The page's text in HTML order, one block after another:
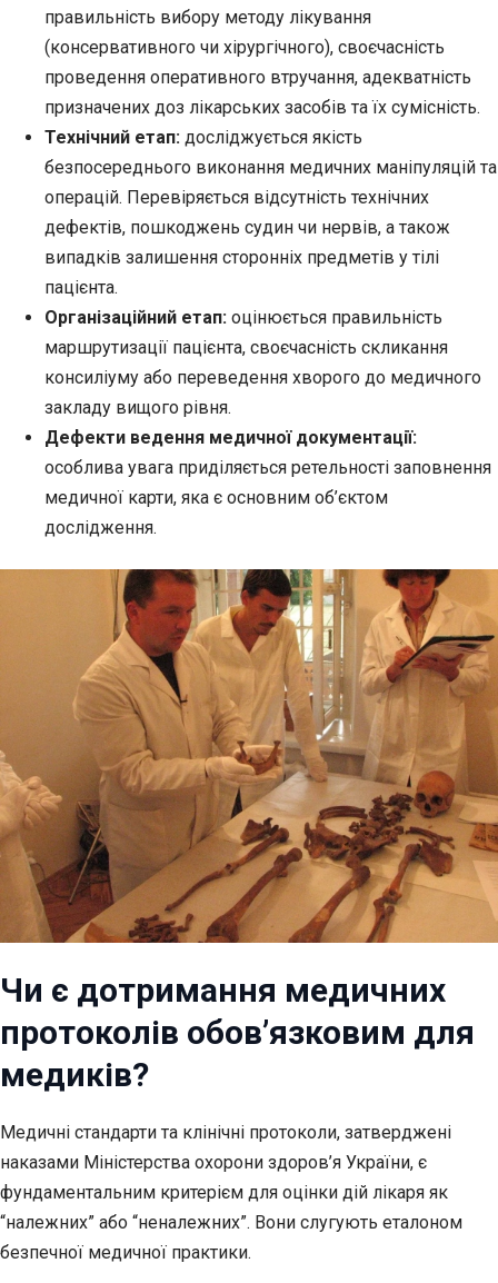
правильність вибору методу лікування
(консервативного чи хірургічного), своєчасність
проведення оперативного втручання, адекватність
призначених доз лікарських засобів та їх сумісність.
Технічний етап: досліджується якість
безпосереднього виконання медичних маніпуляцій та
операцій. Перевіряється відсутність технічних
дефектів, пошкоджень судин чи нервів, а також
випадків залишення сторонніх предметів у тілі
пацієнта.
Організаційний етап: оцінюється правильність
маршрутизації пацієнта, своєчасність скликання
консиліуму або переведення хворого до медичного
закладу вищого рівня.
Дефекти ведення медичної документації:
особлива увага приділяється ретельності заповнення
медичної карти, яка є основним об’єктом
дослідження.
Чи є дотримання медичних
протоколів обов’язковим для
медиків?
Медичні стандарти та клінічні протоколи, затверджені
наказами Міністерства охорони здоров’я України, є
фундаментальним критерієм для оцінки дій лікаря як
“належних” або “неналежних”. Вони слугують еталоном
безпечної медичної практики.